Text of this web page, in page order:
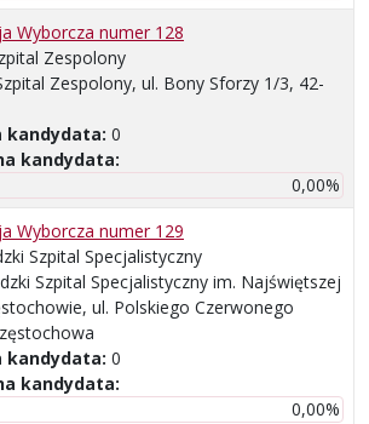
Wyborcza numer 128
Zespolony
Zespolony, ul. Bony Sforzy 1/3, 42-
kandydata: 0
kandydata:
0,00%
Wyborcza numer 129
Szpital Specjalistyczny
Szpital Specjalistyczny im. Najświętszej
ul. Polskiego Czerwonego
kandydata: 0
kandydata:
0,00%